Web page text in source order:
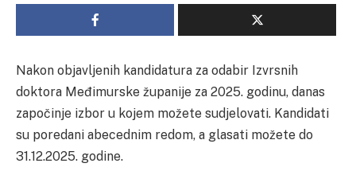
Nakon objavljenih kandidatura za odabir Izvrsnih
doktora Međimurske županije za 2025. godinu, danas
započinje izbor u kojem možete sudjelovati. Kandidati
su poredani abecednim redom, a glasati možete do
31.12.2025. godine.